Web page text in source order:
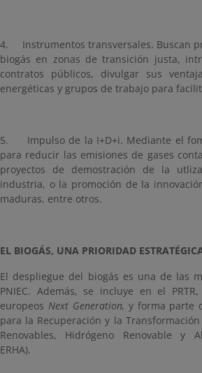
4.
Instrumentos transversales. Buscan
biogás en zonas de transición justa,
contratos públicos, divulgar sus
energéticas y grupos de trabajo para
5.
Impulso de la I+D+i. Mediante el
para reducir las emisiones de gases
proyectos de demostración de la
industria, o la promoción de la
maduras, entre otros.
EL BIOGÁS, UNA PRIORIDAD
El despliegue del biogás es una de las
PNIEC. Además, se incluye en el
europeos Next Generation, y forma parte
para la Recuperación y la
Renovables, Hidrógeno Renovable y
ERHA).